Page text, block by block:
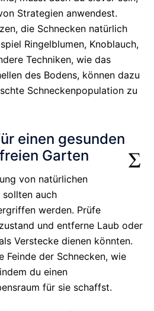
Strategien anwendest.
die Schnecken natürlich
Ringelblumen, Knoblauch,
Techniken, wie das
des Bodens, können dazu
Schneckenpopulation zu
einen gesunden
Garten
von natürlichen
auch
werden. Prüfe
und entferne Laub oder
Verstecke dienen könnten.
Feinde der Schnecken, wie
du einen
für sie schaffst.